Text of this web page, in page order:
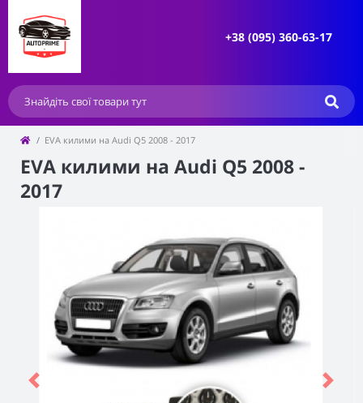
+38 (095) 360-63-17
EVA килими на Audi Q5 2008 - 2017
EVA килими на Audi Q5 2008 -
2017
Previous Next